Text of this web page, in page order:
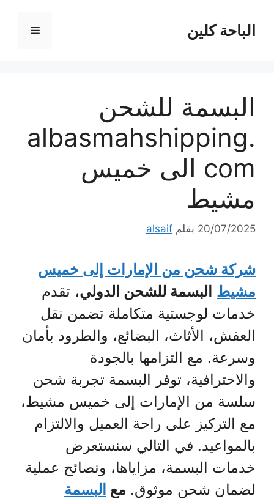
المحتوىالباحة كلين القائمة
البسمة للشحن
albasmahshipping.
com الى خميس
مشيط
20/07/2025 بقلم alsaif
شركة شحن من الإمارات إلى خميس
مشيط البسمة للشحن الدولي، تقدم
خدمات لوجستية متكاملة تضمن نقل
العفش، الأثاث، البضائع، والطرود بأمان
وسرعة. مع التزامها بالجودة
والاحترافية، توفر البسمة تجربة شحن
سلسة من الإمارات إلى خميس مشيط،
مع التركيز على راحة العميل والالتزام
بالمواعيد. في التالي سنستعرض
خدمات البسمة، مزاياها، ونصائح عملية
لضمان شحن موثوق. مع البسمة